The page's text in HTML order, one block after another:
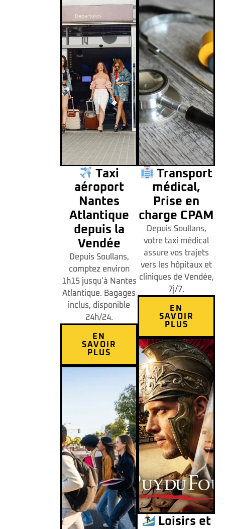
Taxi
aéroport
Nantes
Atlantique
depuis la
Vendée
Depuis Soullans,
comptez environ
1h15 jusqu'à Nantes
Atlantique. Bagages
inclus, disponible
24h/24.
EN
SAVOIR
PLUS
Transport
médical,
Prise en
charge CPAM
Depuis Soullans,
votre taxi médical
assure vos trajets
vers les hôpitaux et
cliniques de Vendée,
7j/7.
EN
SAVOIR
PLUS
Loisirs et